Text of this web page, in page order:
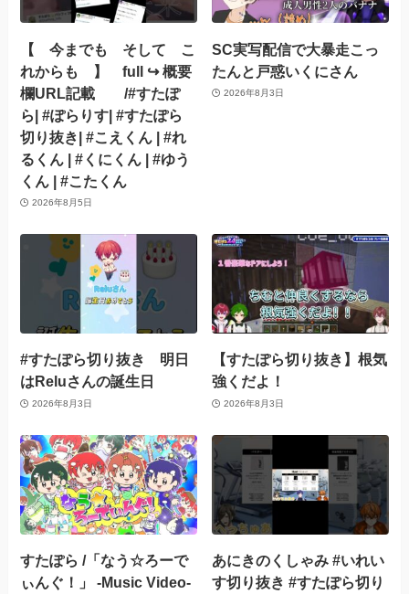
【 今までも そして こ
れからも 】 full ↪︎ 概要
欄URL記載 /#すたぽ
ら| #ぽらりす| #すたぽら
切り抜き| #こえくん | #れ
るくん | #くにくん | #ゆう
くん | #こたくん
2026年8月5日
SC実写配信で大暴走こっ
たんと戸惑いくにさん
2026年8月3日
#すたぽら切り抜き 明日
はReluさんの誕生日
2026年8月3日
【すたぽら切り抜き】根気
強くだよ！
2026年8月3日
すたぽら /「なう☆ろーで
ぃんぐ！」 -Music Video-
あにきのくしゃみ #いれい
す切り抜き #すたぽら切り